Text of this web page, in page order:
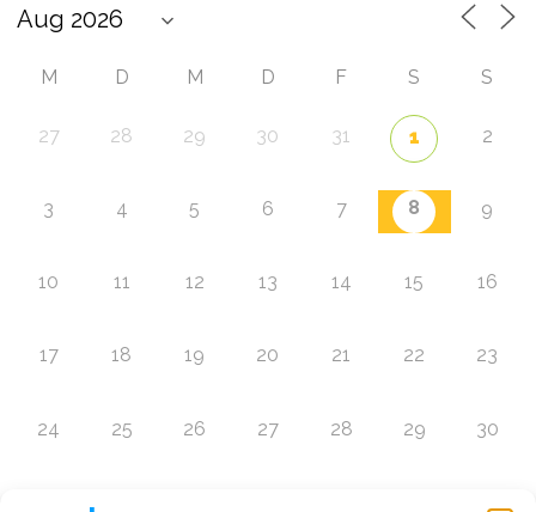
M D M D F S S
27 28 29 30 31 1 2
3 4 5 6 7 8 9
10 11 12 13 14 15 16
17 18 19 20 21 22 23
24 25 26 27 28 29 30